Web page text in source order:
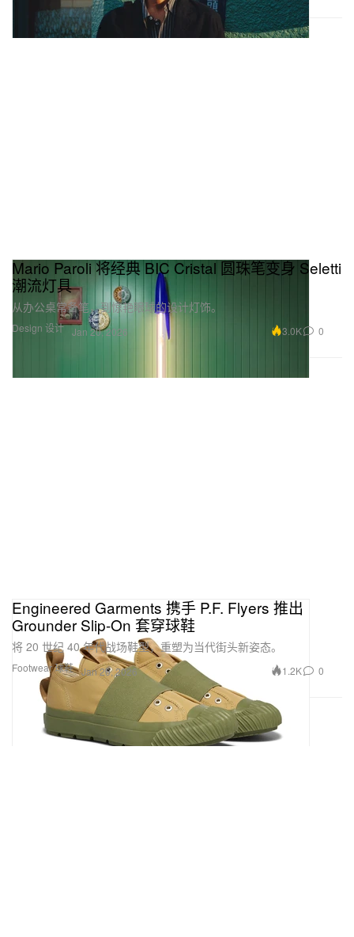
Design 设计
Mario Paroli 将经典 BIC Cristal 圆珠笔变身 Seletti
潮流灯具
从办公桌常备笔，到惊艳眼球的设计灯饰。
Jan 20, 2026 3.0K 0
Footwear 球鞋
Engineered Garments 携手 P.F. Flyers 推出
Grounder Slip-On 套穿球鞋
将 20 世纪 40 年代战场鞋型，重塑为当代街头新姿态。
Jan 20, 2026 1.2K 0